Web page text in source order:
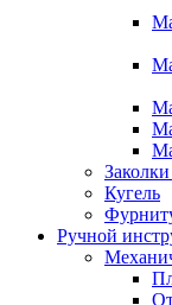
Кугель
Ручной